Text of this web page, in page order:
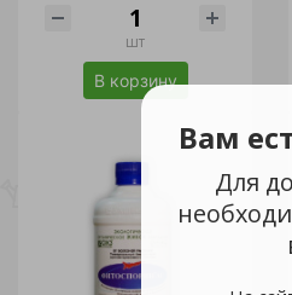
Вам
Для
шт
В корзину